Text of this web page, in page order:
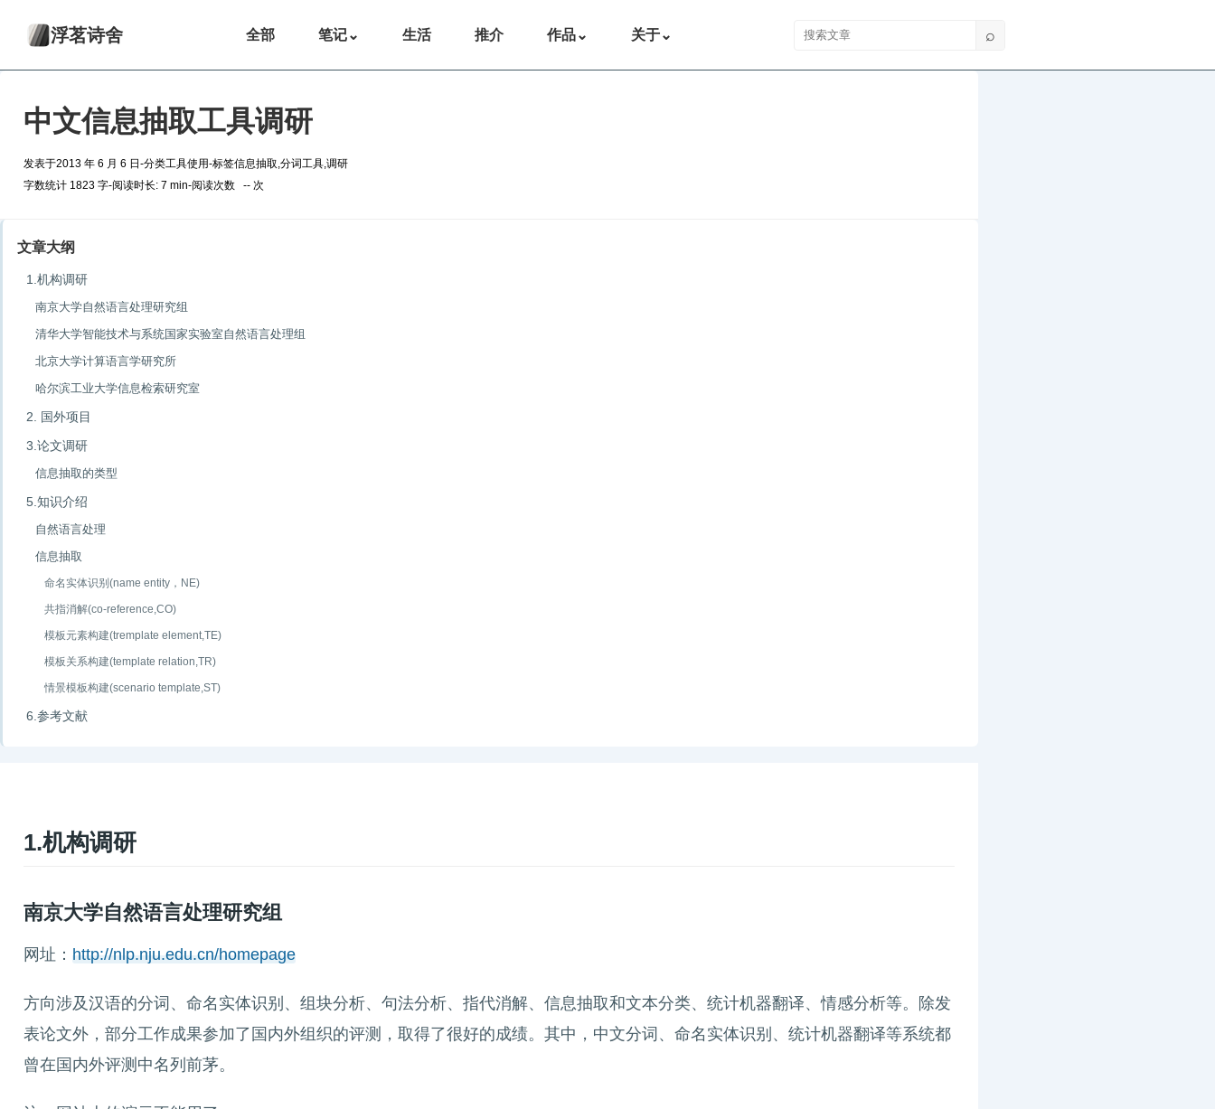
浮茗诗舍 全部 笔记⌄ 生活 推介 作品⌄ 关于⌄ 搜索文章 ⌕
中文信息抽取工具调研
发表于2013 年 6 月 6 日 -分类工具使用-标签信息抽取,分词工具,调研
字数统计 1823 字-阅读时长: 7 min-阅读次数 -- 次
1.机构调研
南京大学自然语言处理研究组
网址： http://nlp.nju.edu.cn/homepage
方向涉及汉语的分词、命名实体识别、组块分析、句法分析、指代消解、信息抽取和文本分类、统计机器翻译、情感分析等。除发
表论文外，部分工作成果参加了国内外组织的评测，取得了很好的成绩。其中，中文分词、命名实体识别、统计机器翻译等系统都
曾在国内外评测中名列前茅。
文章大纲
1.机构调研
南京大学自然语言处理研究组
清华大学智能技术与系统国家实验室自然语言处理组
北京大学计算语言学研究所
哈尔滨工业大学信息检索研究室
2. 国外项目
3.论文调研
信息抽取的类型
5.知识介绍
自然语言处理
信息抽取
命名实体识别(name entity，NE)
共指消解(co-reference,CO)
模板元素构建(tremplate element,TE)
模板关系构建(template relation,TR)
情景模板构建(scenario template,ST)
6.参考文献